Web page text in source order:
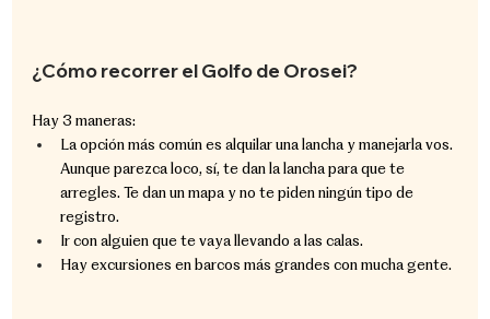
¿Cómo recorrer el Golfo de Orosei?
Hay 3 maneras:
La opción más común es alquilar una lancha y manejarla vos.
Aunque parezca loco, sí, te dan la lancha para que te
arregles. Te dan un mapa y no te piden ningún tipo de
registro.
Ir con alguien que te vaya llevando a las calas.
Hay excursiones en barcos más grandes con mucha gente.